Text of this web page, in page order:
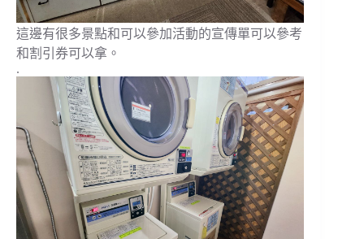
這邊有很多景點和可以參加活動的宣傳單可以參考
和割引券可以拿。
.